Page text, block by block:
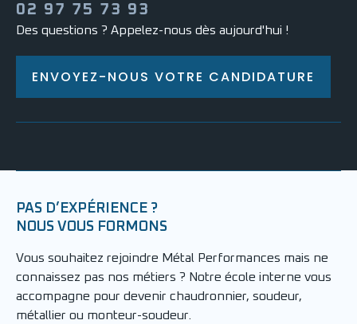
02 97 75 73 93
Des questions ? Appelez-nous dès aujourd'hui !
ENVOYEZ-NOUS VOTRE CANDIDATURE
PAS D’EXPÉRIENCE ?
NOUS VOUS FORMONS
Vous souhaitez rejoindre Métal Performances mais ne
connaissez pas nos métiers ? Notre école interne vous
accompagne pour devenir chaudronnier, soudeur,
métallier ou monteur-soudeur.